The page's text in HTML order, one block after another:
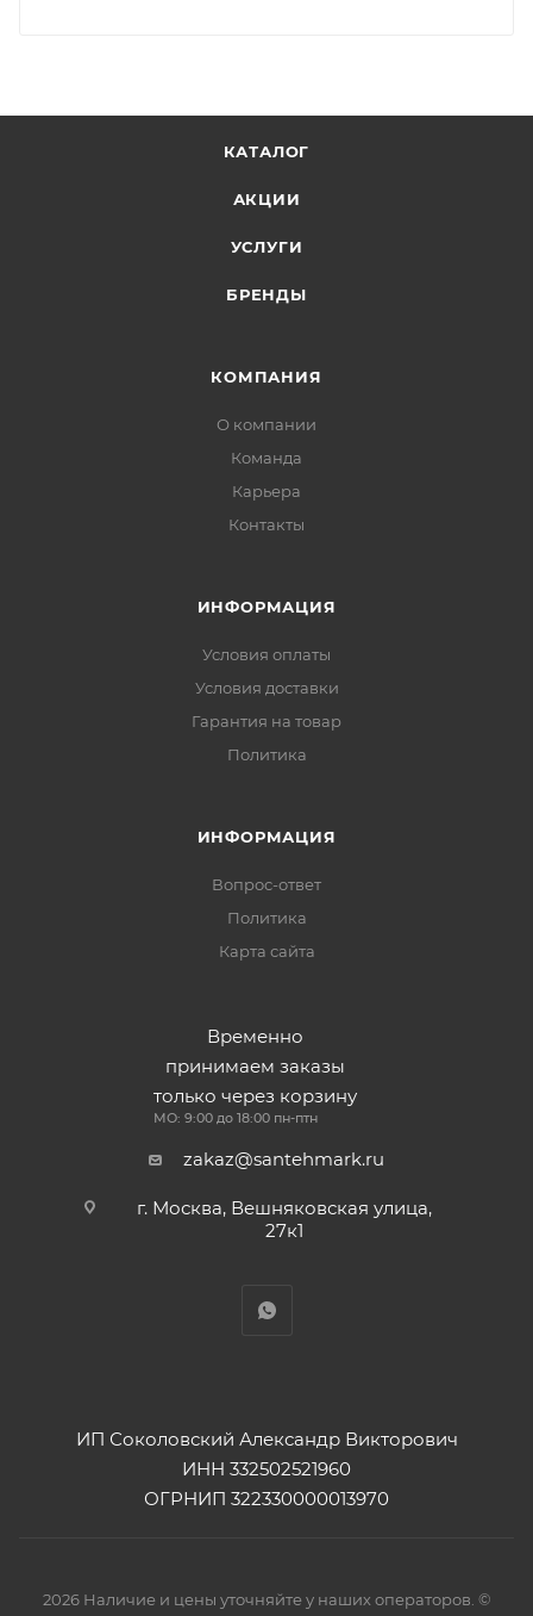
КАТАЛОГ
АКЦИИ
УСЛУГИ
БРЕНДЫ
КОМПАНИЯ
О компании
Команда
Карьера
Контакты
ИНФОРМАЦИЯ
Условия оплаты
Условия доставки
Гарантия на товар
Политика
ИНФОРМАЦИЯ
Вопрос-ответ
Политика
Карта сайта
Временно
принимаем заказы
только через корзину
МО: 9:00 до 18:00 пн-птн
zakaz@santehmark.ru
г. Москва, Вешняковская улица,
27к1
ИП Соколовский Александр Викторович
ИНН 332502521960
ОГРНИП 322330000013970
2026 Наличие и цены уточняйте у наших операторов. ©